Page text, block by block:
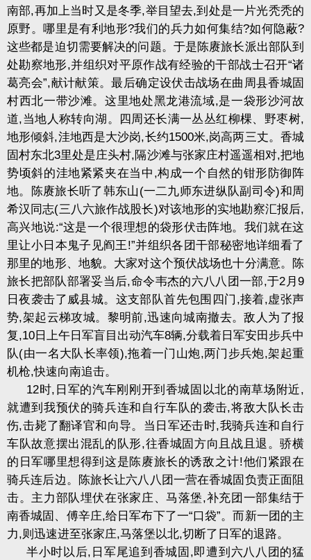
南部,再加上当时又是冬季,举目望去,到处是一片光秃秃的
原野。哪里是有利地形?我们的兵力如何集结?如何隐蔽?
这些都是迫切需要解决的问题。于是陈赓旅长派出部队到
处勘察地形,并组织对平原作战有经验的干部战士召开“诸
葛亮会”,献计献策。最后确定设伏击战场在曲周县香城固
村西北一带沙滩。这里地处黑龙港流域,是一袋形沙河故
道,当地人称转向湖。四周还长满一丛丛红柳棵、野枣树,
地形倾斜,洼地西是大沙岗,长约1500米,岗高两三丈。香城
固村东北3里处是庄头村,隔沙滩与张家庄村遥遥相对,把地
势顷斜的洼地紧紧夹在当中 ,构成一个自然的钳形防御阵
地。陈赓旅长听了韩东山 (一二九师东进纵队副司令)和周
希汉同志(三八六旅作战股长)对该地形的实地勘察汇报后,
高兴地说:“这是一个很理想的袋形伏击阵地。我们就在这
里让小日本鬼子见阎王!”并组织各团干部秘密地详细看了
那里的地形、地貌。大家对这个预伏战场也十分满意。陈
旅长把部队部署妥当后,命令韦杰的六八八团一部,于2 月9
日夜袭击了威县城。这支部队首先包围四门 ,接着,虚张声
势,架起云梯攻城。黎明前,迅速向城南撤去。敌人为了报
复,10 日上午日军盲目出动汽车8辆,分载着日军安田步兵中
队(由一名大队长率领),拖着一门山炮,两门步兵炮,架起重
机枪,快速向南追击。
12时, 日军的汽车刚刚开到香城固以北的南草场附近,
就遭到我预伏的骑兵连和自行车队的袭击,将敌大队长击
伤,击毙了翻译官和向导。当日军还击时,我骑兵连和自行
车队故意摆出混乱的队形,往香城固方向且战且退。骄横
的日军哪里想得到这是陈赓旅长的诱敌之计!他们紧跟在
骑兵连后边。陈旅长让六八八团一营在香城固负责正面阻
击。主力部队埋伏在张家庄、马落堡,补充团一部集结于
南香城固、傅辛庄,给日军布下了一“口袋”。而新一团的主
力,则迅速进至张家庄,马落堡以北,切断了日军的退路。
半小时以后, 日军尾追到香城固 ,即遭到六八八团的猛